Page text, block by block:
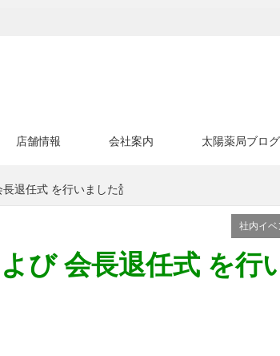
店舗情報 会社案内 太陽薬局ブログ
退任式 を行いました🍾
社内イ
び 会長退任式 を行